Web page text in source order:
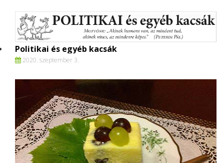
Politikai és egyéb kacsák
2020. szeptember 3.